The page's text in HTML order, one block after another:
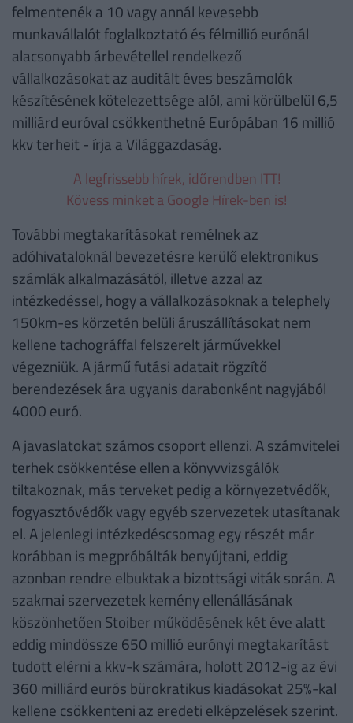
felmentenék a 10 vagy annál kevesebb
munkavállalót foglalkoztató és félmillió eurónál
alacsonyabb árbevétellel rendelkező
vállalkozásokat az auditált éves beszámolók
készítésének kötelezettsége alól, ami körülbelül 6,5
milliárd euróval csökkenthetné Európában 16 millió
kkv terheit - írja a Világgazdaság.
A legfrissebb hírek, időrendben ITT!
Kövess minket a Google Hírek-ben is!
További megtakarításokat remélnek az
adóhivataloknál bevezetésre kerülő elektronikus
számlák alkalmazásától, illetve azzal az
intézkedéssel, hogy a vállalkozásoknak a telephely
150km-es körzetén belüli áruszállításokat nem
kellene tachográffal felszerelt járművekkel
végezniük. A jármű futási adatait rögzítő
berendezések ára ugyanis darabonként nagyjából
4000 euró.
A javaslatokat számos csoport ellenzi. A számvitelei
terhek csökkentése ellen a könyvvizsgálók
tiltakoznak, más terveket pedig a környezetvédők,
fogyasztóvédők vagy egyéb szervezetek utasítanak
el. A jelenlegi intézkedéscsomag egy részét már
korábban is megpróbálták benyújtani, eddig
azonban rendre elbuktak a bizottsági viták során. A
szakmai szervezetek kemény ellenállásának
köszönhetően Stoiber működésének két éve alatt
eddig mindössze 650 millió eurónyi megtakarítást
tudott elérni a kkv-k számára, holott 2012-ig az évi
360 milliárd eurós bürokratikus kiadásokat 25%-kal
kellene csökkenteni az eredeti elképzelések szerint.